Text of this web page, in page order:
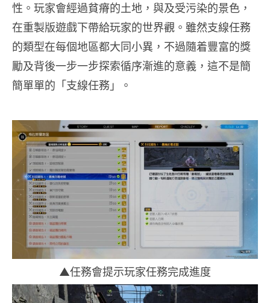
性。玩家會經過貧瘠的土地，與及受污染的景色，
在重製版遊戲下帶給玩家的世界觀。雖然支線任務
的類型在每個地區都大同小異，不過隨着豐富的獎
勵及背後一步一步探索循序漸進的意義，這不是簡
簡單單的「支線任務」。
▲任務會提示玩家任務完成進度